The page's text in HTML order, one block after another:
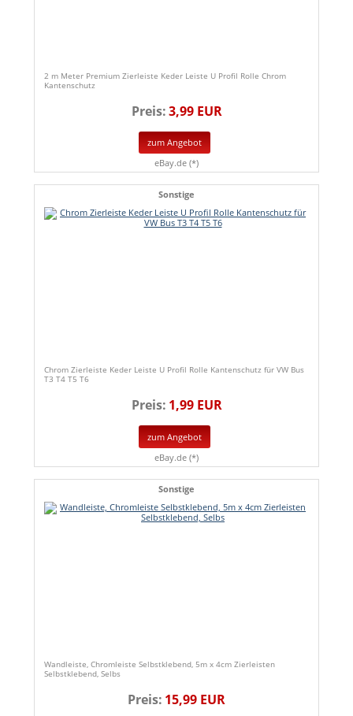
2 m Meter Premium Zierleiste Keder Leiste U Profil Rolle Chrom
Kantenschutz
Preis:3,99 EUR
zum Angebot
eBay.de (*)
Sonstige
Chrom Zierleiste Keder Leiste U Profil Rolle Kantenschutz für VW Bus
T3 T4 T5 T6
Preis: 1,99 EUR
zum Angebot
eBay.de (*)
Sonstige
Wandleiste, Chromleiste Selbstklebend, 5m x 4cm Zierleisten
Selbstklebend, Selbs
Preis: 15,99 EUR